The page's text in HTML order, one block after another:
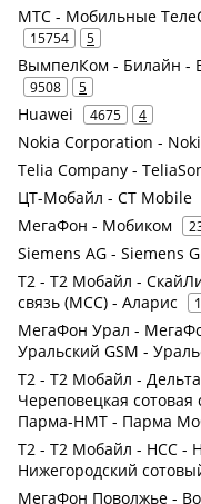
МТС - Мобильные
15754 5
ВымпелКом - Билайн -
9508 5
Huawei 4675 4
Nokia Corporation -
Telia Company -
ЦТ-Мобайл - CT Mobile
МегаФон - Мобиком
Siemens AG - Siemens
Т2 - Т2 Мобайл -
связь (МСС) - Аларис
МегаФон Урал -
Уральский GSM -
Т2 - Т2 Мобайл -
Череповецкая сотовая
Парма-НМТ - Парма
Т2 - Т2 Мобайл - НСС -
Нижегородский
МегаФон Поволжье -